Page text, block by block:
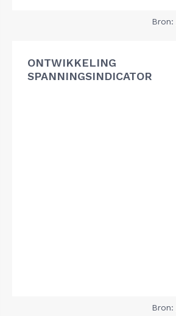
Bron:
ONTWIKKELING
SPANNINGSINDICATOR
Bron: